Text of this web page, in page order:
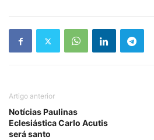
Artigo anterior
Notícias Paulinas
Eclesiástica Carlo Acutis
será santo